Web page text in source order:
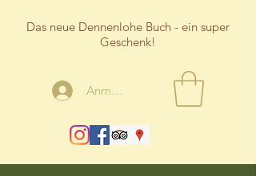
Das neue Dennenlohe Buch - ein super
Geschenk!
Anmelden